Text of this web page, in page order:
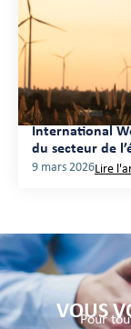
International
du secteur de
9 mars 2026Lire
VOUS
Pour